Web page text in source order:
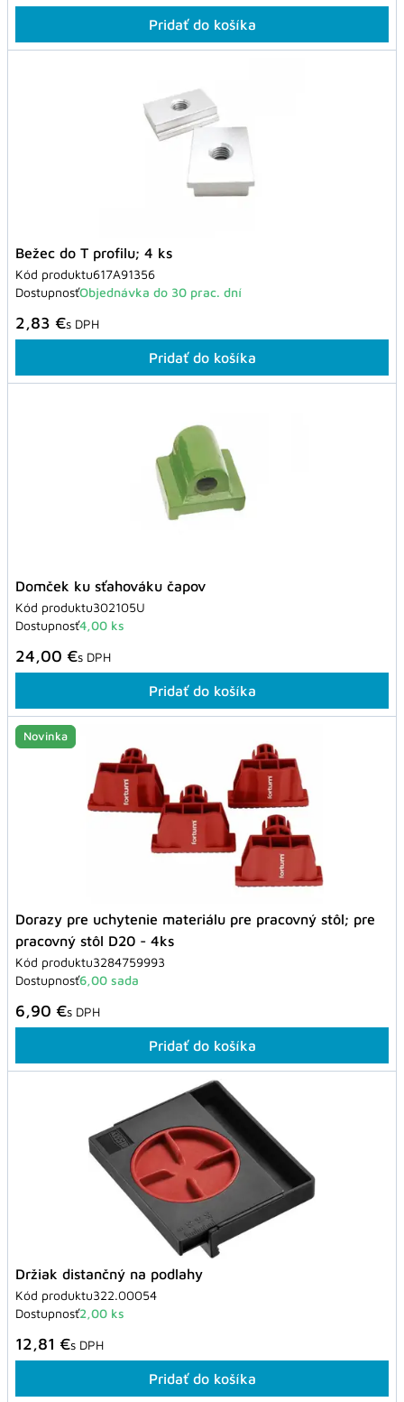
Pridať do košíka
Bežec do T profilu; 4 ks
Kód produktu617A91356
DostupnosťObjednávka do 30 prac. dní
2,83 €s DPH
Pridať do košíka
Domček ku sťahováku čapov
Kód produktu302105U
Dostupnosť4,00 ks
24,00 €s DPH
Pridať do košíka
Novinka
Dorazy pre uchytenie materiálu pre pracovný stôl; pre
pracovný stôl D20 - 4ks
Kód produktu3284759993
Dostupnosť6,00 sada
6,90 €s DPH
Pridať do košíka
Držiak distančný na podlahy
Kód produktu322.00054
Dostupnosť2,00 ks
12,81 €s DPH
Pridať do košíka